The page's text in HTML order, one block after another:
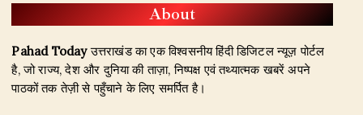
About
Pahad Todayउत्तराखंड का एक विश्वसनीय हिंदी डिजिटल न्यूज़ पोर्टल
है, जो राज्य, देश और दुनिया की ताज़ा, निष्पक्ष एवं तथ्यात्मक खबरें अपने
पाठकों तक तेज़ी से पहुँचाने के लिए समर्पित है।